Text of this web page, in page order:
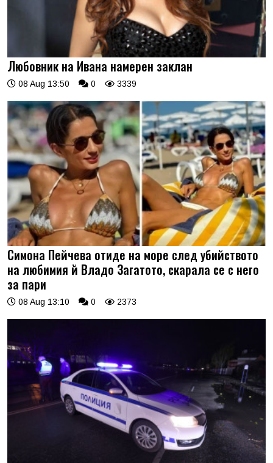
Любовник на Ивана намерен заклан
08 Aug 13:50 0 3339
Симона Пейчева отиде на море след убийството
на любимия й Владо Загатото, скарала се с него
за пари
08 Aug 13:10 0 2373